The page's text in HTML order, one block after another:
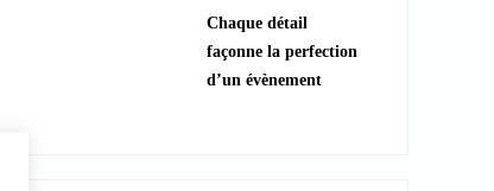
Chaque détail
façonne la perfection
d’un évènement